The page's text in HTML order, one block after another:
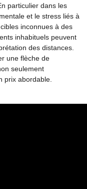
particulier dans les
et le stress liés à
inconnues à des
inhabituels peuvent
des distances.
une flèche de
seulement
prix abordable.